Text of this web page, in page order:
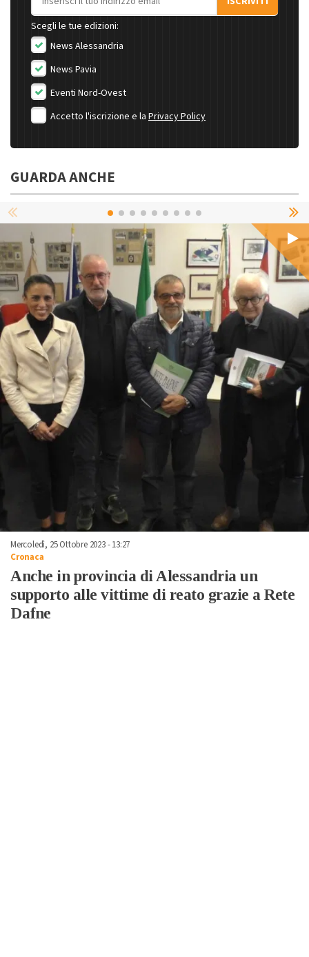
Scegli le tue edizioni:
News Alessandria
News Pavia
Eventi Nord-Ovest
Accetto l'iscrizione e la Privacy Policy
GUARDA ANCHE
Mercoledì, 25 Ottobre 2023 - 13:27
Cronaca
Anche in provincia di Alessandria un
supporto alle vittime di reato grazie a Rete
Dafne